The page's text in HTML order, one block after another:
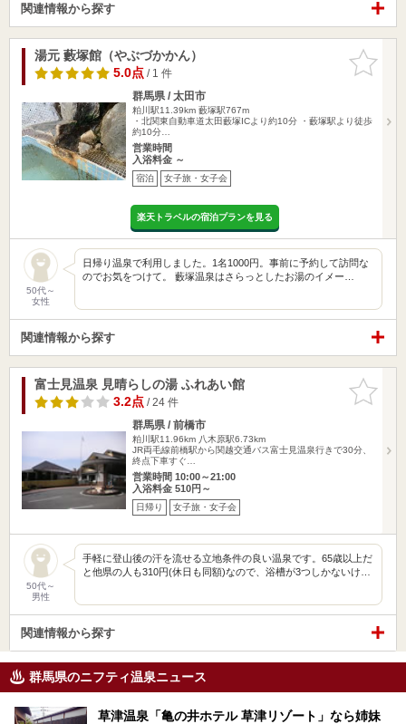
関連情報から探す
お気に入
りに追加
湯元 藪塚館（やぶづかかん）
5.0点/ 1 件
群馬県 / 太田市
粕川駅11.39km 藪塚駅767m
・北関東自動車道太田藪塚ICより約10分 ・藪塚駅より徒歩
約10分…
営業時間
入浴料金 ～
宿泊 女子旅・女子会
楽天トラベルの宿泊プランを見る
50代～
女性
日帰り温泉で利用しました。1名1000円。事前に予約して訪問な
のでお気をつけて。 藪塚温泉はさらっとしたお湯のイメー…
関連情報から探す
お気に入
りに追加
富士見温泉 見晴らしの湯 ふれあい館
3.2点/ 24 件
群馬県 / 前橋市
粕川駅11.96km 八木原駅6.73km
JR両毛線前橋駅から関越交通バス富士見温泉行きで30分、
終点下車すぐ…
営業時間 10:00～21:00
入浴料金 510円～
日帰り 女子旅・女子会
50代～
男性
手軽に登山後の汗を流せる立地条件の良い温泉です。65歳以上だ
と他県の人も310円(休日も同額)なので、浴槽が3つしかないけ…
関連情報から探す
群馬県のニフティ温泉ニュース
草津温泉「亀の井ホテル 草津リゾート」なら姉妹